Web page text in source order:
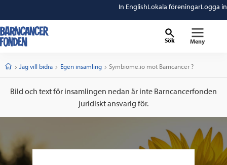
In EnglishLokala föreningarLogga in
Sök Meny
StartJag vill bidra Egen insamling Current:
Symbiome.io mot Barncancer ?
Bild och text för insamlingen nedan är inte Barncancerfonden
juridiskt ansvarig för.